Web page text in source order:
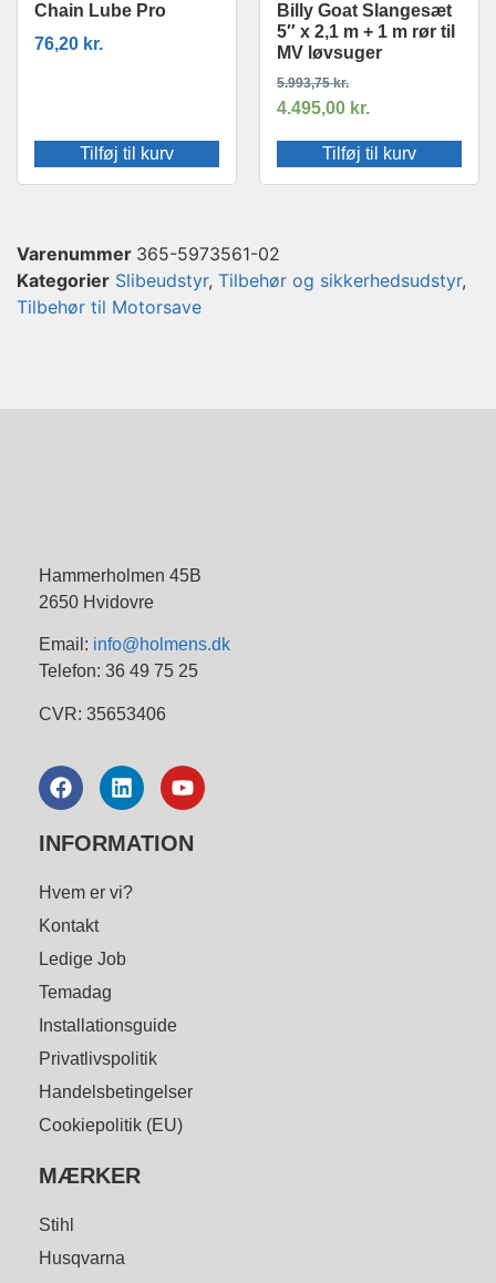
Chain Lube Pro
76,20 kr.
Tilføj til kurv
Billy Goat Slangesæt
5″ x 2,1 m + 1 m rør til
MV løvsuger
5.993,75kr.
4.495,00 kr.
Tilføj til kurv
Varenummer 365-5973561-02
Kategorier Slibeudstyr, Tilbehør og sikkerhedsudstyr,
Tilbehør til Motorsave
Hammerholmen 45B
2650 Hvidovre
Email: info@holmens.dk
Telefon: 36 49 75 25
CVR: 35653406
INFORMATION
Hvem er vi?
Kontakt
Ledige Job
Temadag
Installationsguide
Privatlivspolitik
Handelsbetingelser
Cookiepolitik (EU)
MÆRKER
Stihl
Husqvarna